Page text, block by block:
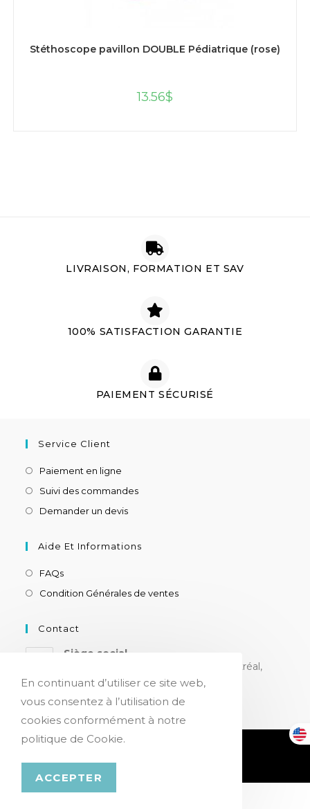
Stéthoscope pavillon DOUBLE Pédiatrique (rose)
13.56$
LIVRAISON, FORMATION ET SAV
100% SATISFACTION GARANTIE
PAIEMENT SÉCURISÉ
Service Client
Paiement en ligne
Suivi des commandes
Demander un devis
Aide Et Informations
FAQs
Condition Générales de ventes
Contact
Siège social
8180 ch. Devonshire, suite 205, Montréal,
H4P 2K3, CANADA
Confidentialité & Cookies
En continuant d’utiliser ce site web,
vous consentez à l’utilisation de
cookies conformément à notre
politique de Cookie.
ACCEPTER